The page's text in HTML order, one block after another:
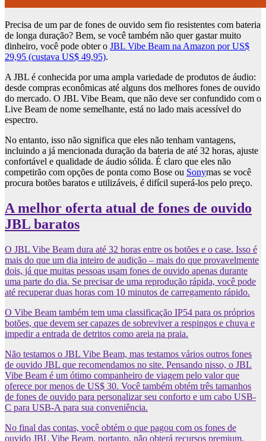
Precisa de um par de fones de ouvido sem fio resistentes com bateria
de longa duração? Bem, se você também não quer gastar muito
dinheiro, você pode obter o JBL Vibe Beam na Amazon por US$
29,95 (custava US$ 49,95).
A JBL é conhecida por uma ampla variedade de produtos de áudio:
desde compras econômicas até alguns dos melhores fones de ouvido
do mercado. O JBL Vibe Beam, que não deve ser confundido com o
Live Beam de nome semelhante, está no lado mais acessível do
espectro.
No entanto, isso não significa que eles não tenham vantagens,
incluindo a já mencionada duração da bateria de até 32 horas, ajuste
confortável e qualidade de áudio sólida. É claro que eles não
competirão com opções de ponta como Bose ou Sonymas se você
procura botões baratos e utilizáveis, é difícil superá-los pelo preço.
A melhor oferta atual de fones de ouvido
JBL baratos
O JBL Vibe Beam dura até 32 horas entre os botões e o case. Isso é
mais do que um dia inteiro de audição – mais do que provavelmente
dois, já que muitas pessoas usam fones de ouvido apenas durante
uma parte do dia. Se precisar de uma reprodução rápida, você pode
até recuperar duas horas com 10 minutos de carregamento rápido.
O Vibe Beam também tem uma classificação IP54 para os próprios
botões, que devem ser capazes de sobreviver a respingos e chuva e
impedir a entrada de detritos como areia na praia.
Não testamos o JBL Vibe Beam, mas testamos vários outros fones
de ouvido JBL que recomendamos no site. Pensando nisso, o JBL
Vibe Beam é um ótimo companheiro de viagem pelo valor que
oferece por menos de US$ 30. Você também obtém três tamanhos
de fones de ouvido para personalizar seu conforto e um cabo USB-
C para USB-A para sua conveniência.
No final das contas, você obtém o que pagou com os fones de
ouvido JBL Vibe Beam, portanto, não obterá recursos premium,